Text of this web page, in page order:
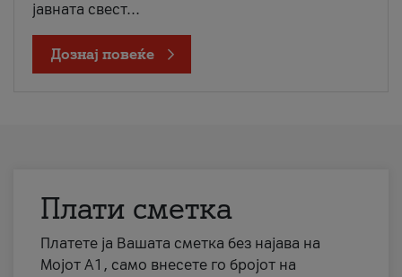
јавната свест...
Дознај повеќе
Плати сметка
Платете ја Вашата сметка без најава на
Мојот А1, само внесете го бројот на